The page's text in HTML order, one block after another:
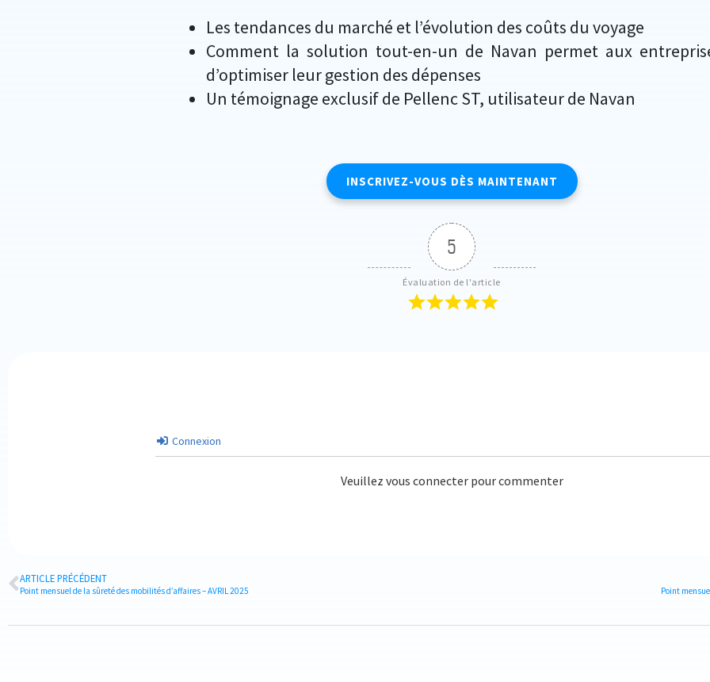
Les tendances du marché et l’évolution des coûts du voyage
Comment la solution tout-en-un de Navan permet aux
d’optimiser leur gestion des dépenses
Un témoignage exclusif de Pellenc ST, utilisateur de Navan
INSCRIVEZ-VOUS DÈS MAINTENANT
5
Évaluation de l'article
Connexion
Veuillez vous connecter pour commenter
ARTICLE PRÉCÉDENT
Point mensuel de la sûreté des mobilités d’affaires – AVRIL 2025 Point